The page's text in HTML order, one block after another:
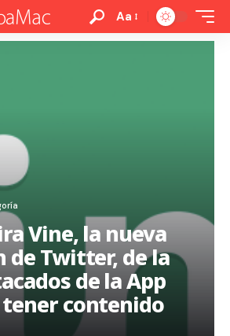
Aa
Vine, la nueva
de Twitter, de la
de la App
contenido